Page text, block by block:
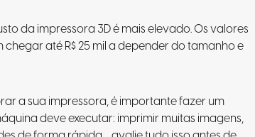
da impressora 3D é mais elevado. Os valores
até R$ 25 mil a depender do tamanho e
a sua impressora, é importante fazer um
deve executar: imprimir muitas imagens,